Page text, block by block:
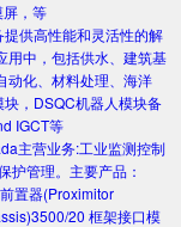
，等
供高性能和灵活性的解
用中，包括供水、建筑基
动化、材料处理、海洋
，DSQC机器人模块备
IGCT等
主营业务:工业监测控制
护管理。主要产品：
置器(Proximitor
20 框架接口模